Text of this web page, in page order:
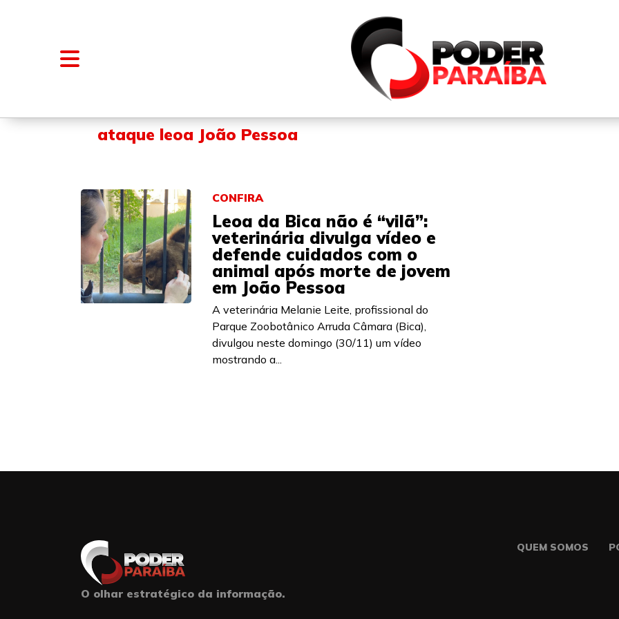
FALE CONOSCO
ataque leoa João Pessoa
CONFIRA
Leoa da Bica não é “vilã”:
veterinária divulga vídeo e
defende cuidados com o
animal após morte de jovem
em João Pessoa
A veterinária Melanie Leite, profissional do
Parque Zoobotânico Arruda Câmara (Bica),
divulgou neste domingo (30/11) um vídeo
mostrando a...
O olhar estratégico da informação.
QUEM SOMOS